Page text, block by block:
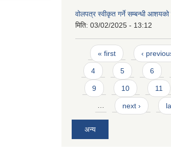
वोलपत्र स्वीकृत गर्ने सम्बन्धी
मिति: 03/02/2025 - 13:12
Pages
« first ‹
4 5 6
9 10 11
… next ›
अन्य